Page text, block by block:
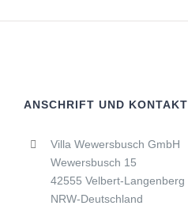
ANSCHRIFT UND KONTAKT
Villa Wewersbusch GmbH
Wewersbusch 15
42555 Velbert-Langenberg
NRW-Deutschland